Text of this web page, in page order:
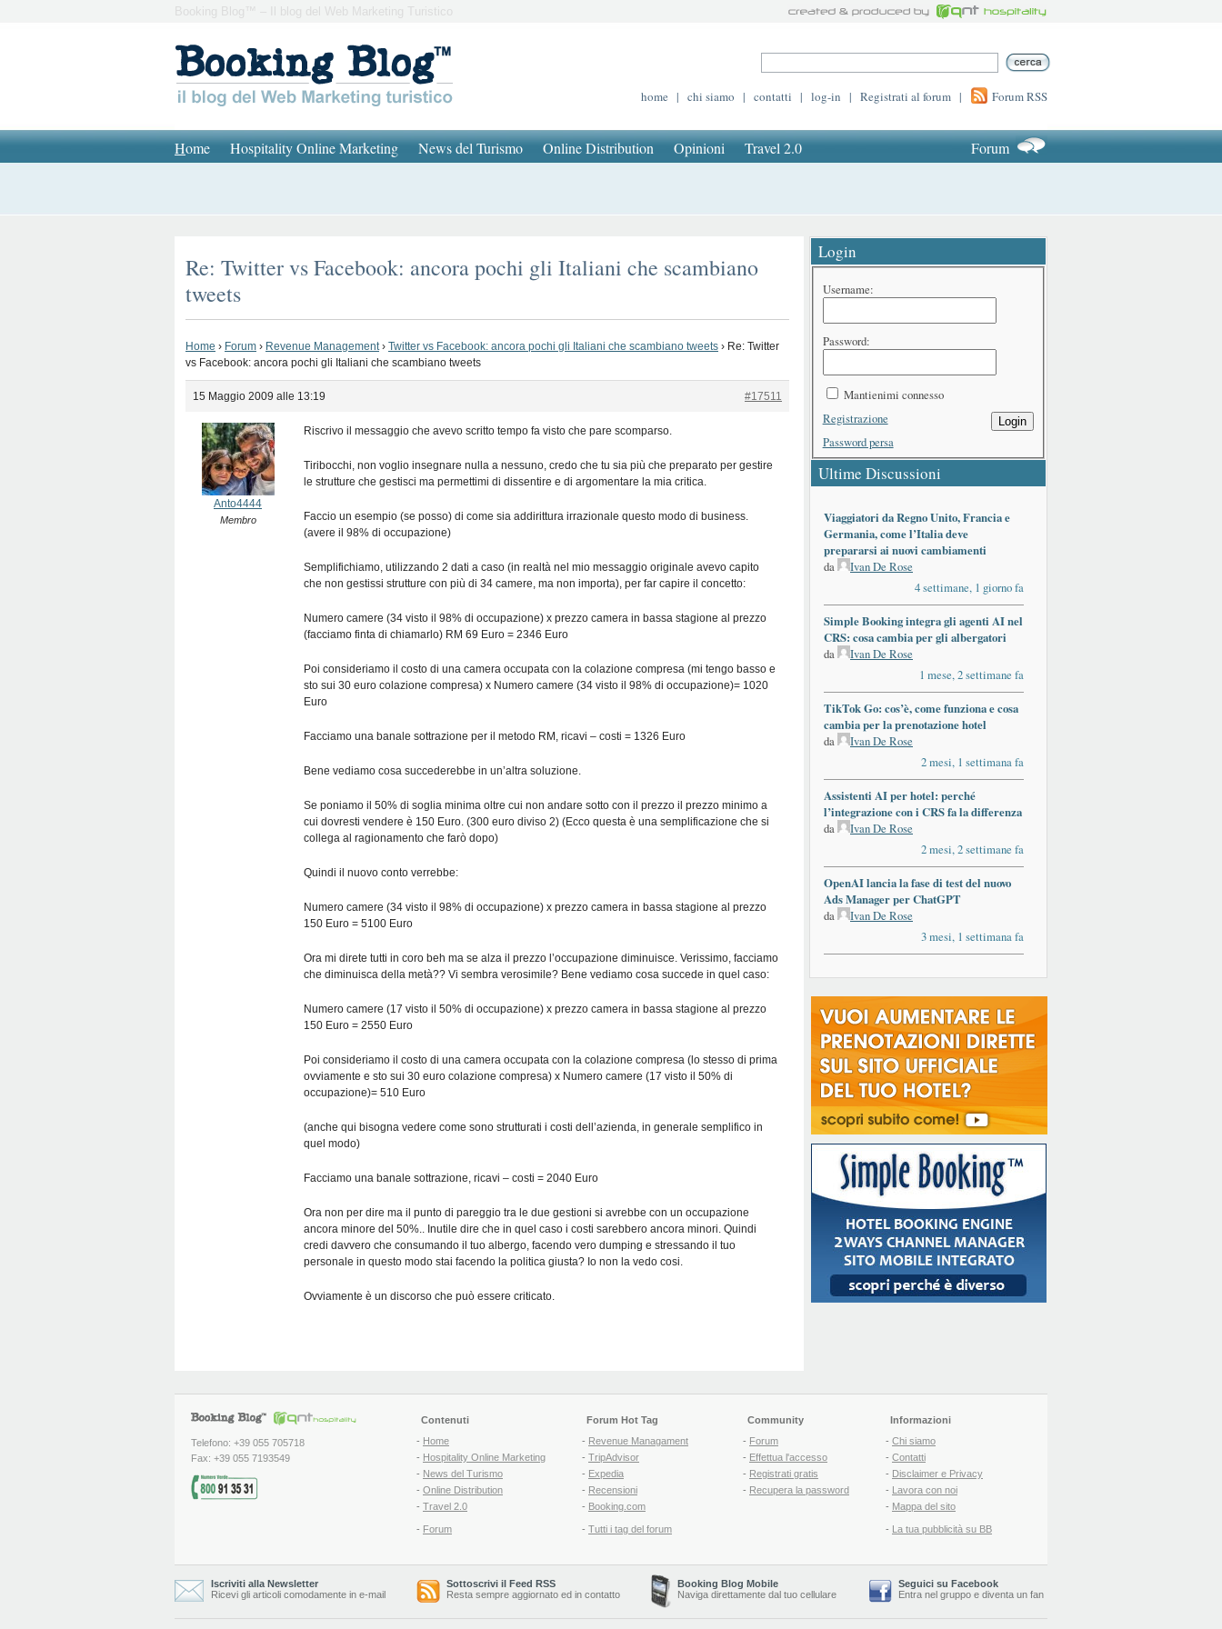
Booking Blog™ – Il blog del Web Marketing Turistico
home | chi siamo | contatti | log-in | Registrati al forum | Forum RSS
Home Hospitality Online Marketing News del Turismo Online Distribution Opinioni Travel 2.0 Forum
Re: Twitter vs Facebook: ancora pochi gli Italiani che scambiano
tweets
Home › Forum › Revenue Management › Twitter vs Facebook: ancora pochi gli Italiani che scambiano tweets › Re: Twitter
vs Facebook: ancora pochi gli Italiani che scambiano tweets
15 Maggio 2009 alle 13:19 #17511
Anto4444
Membro
Riscrivo il messaggio che avevo scritto tempo fa visto che pare scomparso.
Tiribocchi, non voglio insegnare nulla a nessuno, credo che tu sia più che preparato per gestire
le strutture che gestisci ma permettimi di dissentire e di argomentare la mia critica.
Faccio un esempio (se posso) di come sia addirittura irrazionale questo modo di business.
(avere il 98% di occupazione)
Semplifichiamo, utilizzando 2 dati a caso (in realtà nel mio messaggio originale avevo capito
che non gestissi strutture con più di 34 camere, ma non importa), per far capire il concetto:
Numero camere (34 visto il 98% di occupazione) x prezzo camera in bassa stagione al prezzo
(facciamo finta di chiamarlo) RM 69 Euro = 2346 Euro
Poi consideriamo il costo di una camera occupata con la colazione compresa (mi tengo basso e
sto sui 30 euro colazione compresa) x Numero camere (34 visto il 98% di occupazione)= 1020
Euro
Facciamo una banale sottrazione per il metodo RM, ricavi – costi = 1326 Euro
Bene vediamo cosa succederebbe in un’altra soluzione.
Se poniamo il 50% di soglia minima oltre cui non andare sotto con il prezzo il prezzo minimo a
cui dovresti vendere è 150 Euro. (300 euro diviso 2) (Ecco questa è una semplificazione che si
collega al ragionamento che farò dopo)
Quindi il nuovo conto verrebbe:
Numero camere (34 visto il 98% di occupazione) x prezzo camera in bassa stagione al prezzo
150 Euro = 5100 Euro
Ora mi direte tutti in coro beh ma se alza il prezzo l’occupazione diminuisce. Verissimo, facciamo
che diminuisca della metà?? Vi sembra verosimile? Bene vediamo cosa succede in quel caso:
Numero camere (17 visto il 50% di occupazione) x prezzo camera in bassa stagione al prezzo
150 Euro = 2550 Euro
Poi consideriamo il costo di una camera occupata con la colazione compresa (lo stesso di prima
ovviamente e sto sui 30 euro colazione compresa) x Numero camere (17 visto il 50% di
occupazione)= 510 Euro
(anche qui bisogna vedere come sono strutturati i costi dell’azienda, in generale semplifico in
quel modo)
Facciamo una banale sottrazione, ricavi – costi = 2040 Euro
Ora non per dire ma il punto di pareggio tra le due gestioni si avrebbe con un occupazione
ancora minore del 50%.. Inutile dire che in quel caso i costi sarebbero ancora minori. Quindi
credi davvero che consumando il tuo albergo, facendo vero dumping e stressando il tuo
personale in questo modo stai facendo la politica giusta? Io non la vedo cosi.
Ovviamente è un discorso che può essere criticato.
Login
Username:
Password:
Mantienimi connesso
Login
Registrazione
Password persa
Ultime Discussioni
Viaggiatori da Regno Unito, Francia e
Germania, come l’Italia deve
prepararsi ai nuovi cambiamenti
da
Ivan De Rose
4 settimane, 1 giorno fa
Simple Booking integra gli agenti AI nel
CRS: cosa cambia per gli albergatori
da
Ivan De Rose
1 mese, 2 settimane fa
TikTok Go: cos’è, come funziona e cosa
cambia per la prenotazione hotel
da
Ivan De Rose
2 mesi, 1 settimana fa
Assistenti AI per hotel: perché
l’integrazione con i CRS fa la differenza
da
Ivan De Rose
2 mesi, 2 settimane fa
OpenAI lancia la fase di test del nuovo
Ads Manager per ChatGPT
da
Ivan De Rose
3 mesi, 1 settimana fa
Telefono: +39 055 705718
Fax: +39 055 7193549
Contenuti
- Home
- Hospitality Online Marketing
- News del Turismo
- Online Distribution
- Travel 2.0
- Forum
Forum Hot Tag
- Revenue Managament
- TripAdvisor
- Expedia
- Recensioni
- Booking.com
- Tutti i tag del forum
Community
- Forum
- Effettua l'accesso
- Registrati gratis
- Recupera la password
Informazioni
- Chi siamo
- Contatti
- Disclaimer e Privacy
- Lavora con noi
- Mappa del sito
- La tua pubblicità su BB
Iscriviti alla Newsletter
Ricevi gli articoli comodamente in e-mail
Sottoscrivi il Feed RSS
Resta sempre aggiornato ed in contatto
Booking Blog Mobile
Naviga direttamente dal tuo cellulare
Seguici su Facebook
Entra nel gruppo e diventa un fan